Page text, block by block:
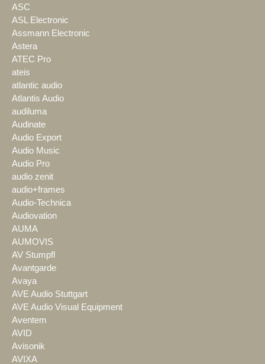
ASC
ASL Electronic
Assmann Electronic
Astera
ATEC Pro
ateis
atlantic audio
Atlantis Audio
audiluma
Audinate
Audio Export
Audio Music
Audio Pro
audio zenit
audio+frames
Audio-Technica
Audiovation
AUMA
AUMOVIS
AV Stumpfl
Avantgarde
Avaya
AVE Audio Stuttgart
AVE Audio Visual Equipment
Aventem
AVID
Avisonik
AVIXA